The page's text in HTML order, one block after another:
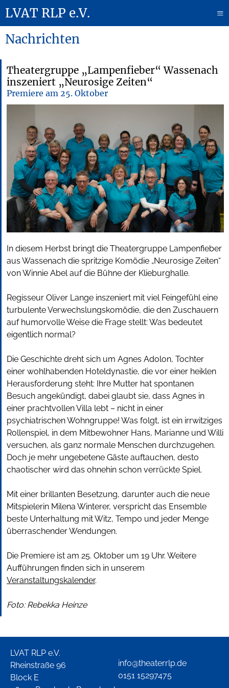
LVAT RLP e.V.
≡
Nachrichten
Theatergruppe „Lampenfieber“ Wassenach
inszeniert „Neurosige Zeiten“
Premiere am 25. Oktober
In diesem Herbst bringt die Theatergruppe Lampenfieber
aus Wassenach die spritzige Komödie „Neurosige Zeiten“
von Winnie Abel auf die Bühne der Klieburghalle.
Regisseur Oliver Lange inszeniert mit viel Feingefühl eine
turbulente Verwechslungskomödie, die den Zuschauern
auf humorvolle Weise die Frage stellt: Was bedeutet
eigentlich normal?
Die Geschichte dreht sich um Agnes Adolon, Tochter
einer wohlhabenden Hoteldynastie, die vor einer heiklen
Herausforderung steht: Ihre Mutter hat spontanen
Besuch angekündigt, dabei glaubt sie, dass Agnes in
einer prachtvollen Villa lebt – nicht in einer
psychiatrischen Wohngruppe! Was folgt, ist ein irrwitziges
Rollenspiel, in dem Mitbewohner Hans, Marianne und Willi
versuchen, als ganz normale Menschen durchzugehen.
Doch je mehr ungebetene Gäste auftauchen, desto
chaotischer wird das ohnehin schon verrückte Spiel.
Mit einer brillanten Besetzung, darunter auch die neue
Mitspielerin Milena Winterer, verspricht das Ensemble
beste Unterhaltung mit Witz, Tempo und jeder Menge
überraschender Wendungen.
Die Premiere ist am 25. Oktober um 19 Uhr. Weitere
Aufführungen finden sich in unserem
Veranstaltungskalender.
Foto: Rebekka Heinze
LVAT RLP e.V.
Rheinstraße 96
Block E
info@theaterrlp.de
0151 15297475